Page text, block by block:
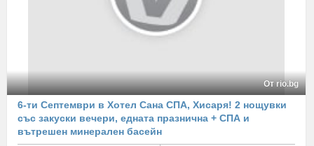
От rio.bg
6-ти Септември в Хотел Сана СПА, Хисаря! 2 нощувки
със закуски вечери, едната празнична + СПА и
вътрешен минерален басейн